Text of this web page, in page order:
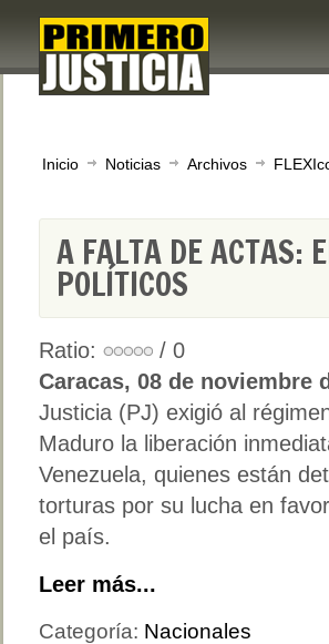
Inicio Noticias Archivos
A FALTA DE ACTAS:
POLÍTICOS
Ratio:
/ 0
Caracas, 08 de noviembre
Justicia (PJ) exigió al
Maduro la liberación
Venezuela, quienes están
torturas por su lucha en
el país.
Leer más...
Categoría: Nacionales